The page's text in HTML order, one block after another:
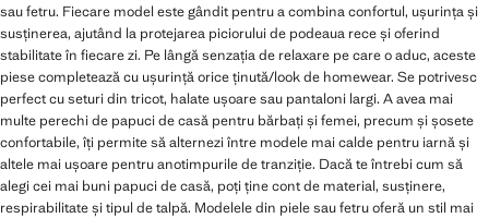
sau fetru. Fiecare model este gândit pentru a combina confortul, ușurința și
susținerea, ajutând la protejarea piciorului de podeaua rece și oferind
stabilitate în fiecare zi. Pe lângă senzația de relaxare pe care o aduc, aceste
piese completează cu ușurință orice ținută/look de homewear. Se potrivesc
perfect cu seturi din tricot, halate ușoare sau pantaloni largi. A avea mai
multe perechi de papuci de casă pentru bărbați și femei, precum și șosete
confortabile, îți permite să alternezi între modele mai calde pentru iarnă și
altele mai ușoare pentru anotimpurile de tranziție. Dacă te întrebi cum să
alegi cei mai buni papuci de casă, poți ține cont de material, susținere,
respirabilitate și tipul de talpă. Modelele din piele sau fetru oferă un stil mai